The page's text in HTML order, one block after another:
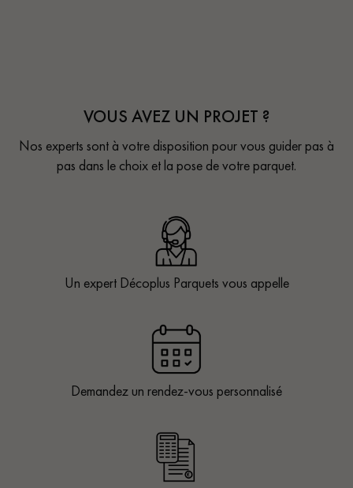
VOUS AVEZ UN PROJET ?
Nos experts sont à votre disposition pour vous guider pas à
pas dans le choix et la pose de votre parquet.
Un expert Décoplus Parquets vous appelle
Demandez un rendez-vous personnalisé